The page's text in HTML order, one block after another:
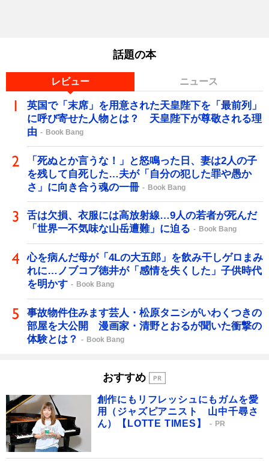
話題の本
レビュー ニュース
英国で「末席」を用意された天皇陛下を「最前列」
に呼び寄せた人物とは？ 天皇陛下が尊敬される理
由
Book Bang
「死ぬとか言うな！」と怒鳴った日、妻は2人の子
を残して自死した…夫が「自分の犯した罪や愚か
さ」に向き合う魂の一冊
Book Bang
舌は欠損、衣服には高放射線…9人の若者が死んだ
「世界一不気味な山岳遭難」に迫る
Book Bang
心を病んだ母が「4Lの大五郎」を飲み干しゲロまみ
れに…ノブコブ徳井が「感情を失くした」子供時代
を明かす
Book Bang
事故物件住みます芸人・松原タニシがいわくつきの
部屋を大公開 漫画家・清野とおるが聞いた衝撃の
体験とは？
Book Bang
おすすめ
創作にもリフレッシュにもガムを愛
用（ジャズピアニスト 山中千尋さ
ん）【LOTTE TIMES】
PR